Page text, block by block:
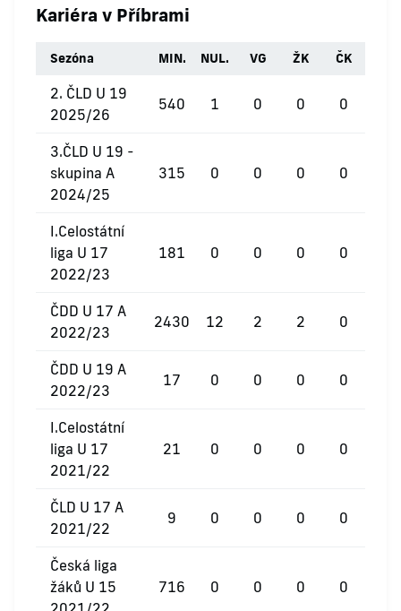
Kariéra v Příbrami
Sezóna MIN. NUL. VG ŽK ČK
2. ČLD U 19
2025/26
540 1 0 0 0
3.ČLD U 19 -
skupina A
2024/25
315 0 0 0 0
I.Celostátní
liga U 17
2022/23
181 0 0 0 0
ČDD U 17 A
2022/23
2430 12 2 2 0
ČDD U 19 A
2022/23
17 0 0 0 0
I.Celostátní
liga U 17
2021/22
21 0 0 0 0
ČLD U 17 A
2021/22
9 0 0 0 0
Česká liga
žáků U 15
716 0 0 0 0